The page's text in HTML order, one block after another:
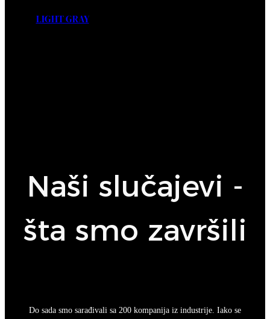
LIGHT GRAY
Naši slučajevi -
šta smo završili
Do sada smo sarađivali sa 200 kompanija iz industrije. Iako se